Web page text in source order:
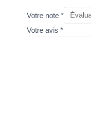
Votre note*
Votre avis*